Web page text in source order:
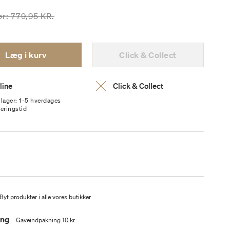
er nedsat fra
779,95 KR.til
Læg i kurv Click & Collect
lager: 1-5 hverdages
Click & Collect
Byt produkter i alle vores butikker
Gaveindpakning 10 kr.